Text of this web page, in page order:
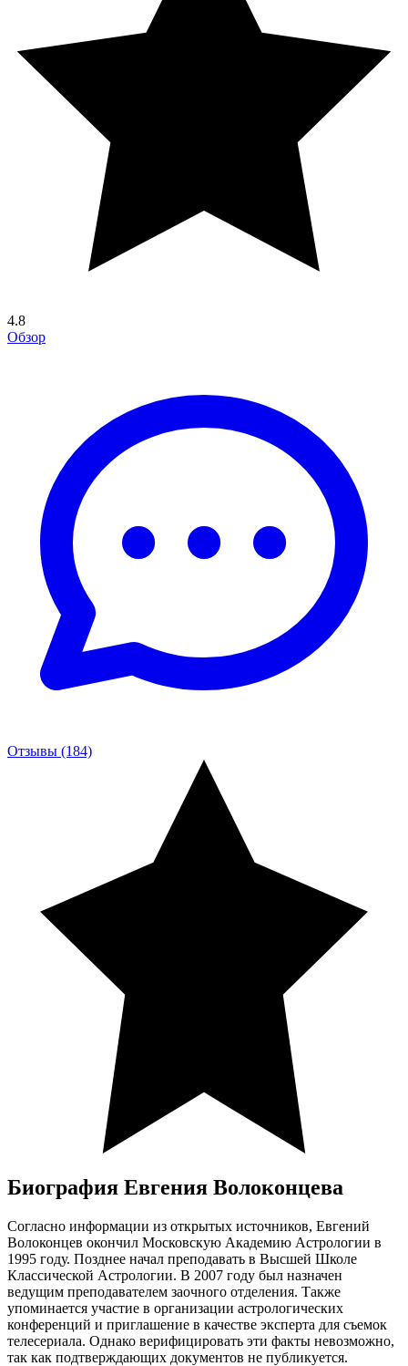
4.8
Обзор
Отзывы (184)
Биография Евгения Волоконцева
Согласно информации из открытых источников, Евгений
Волоконцев окончил Московскую Академию Астрологии в
1995 году. Позднее начал преподавать в Высшей Школе
Классической Астрологии. В 2007 году был назначен
ведущим преподавателем заочного отделения. Также
упоминается участие в организации астрологических
конференций и приглашение в качестве эксперта для съемок
телесериала. Однако верифицировать эти факты невозможно,
так как подтверждающих документов не публикуется.